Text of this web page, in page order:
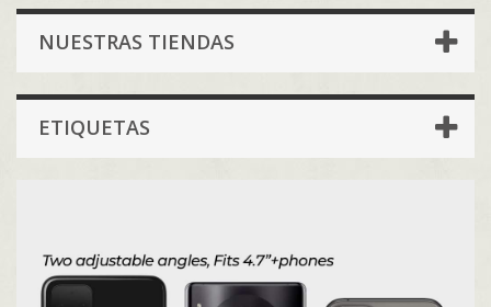
NUESTRAS TIENDAS
ETIQUETAS